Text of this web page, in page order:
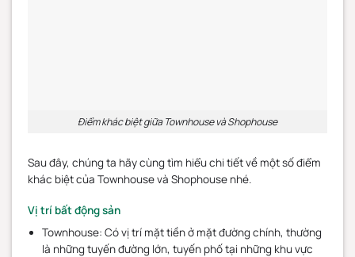
Điểm khác biệt giữa Townhouse và Shophouse
Sau đây, chúng ta hãy cùng tìm hiểu chi tiết về một số điểm
khác biệt của Townhouse và Shophouse nhé.
Vị trí bất động sản
Townhouse: Có vị trí mặt tiền ở mặt đường chính, thường
là những tuyến đường lớn, tuyến phố tại những khu vực